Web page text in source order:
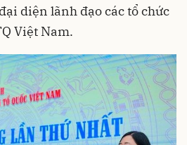
diện lãnh đạo các tổ chức
Việt Nam.